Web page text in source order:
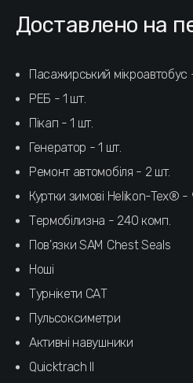
Доставлено на
Пасажирський мікроавтобус
РЕБ - 1 шт.
Пікап - 1 шт.
Генератор - 1 шт.
Ремонт автомобіля - 2 шт.
Куртки зимові Helikon-Tex® -
Термобілизна - 240 комп.
Пов'язки SAM Chest Seals
Ноші
Турнікети САТ
Пульсоксиметри
Активні навушники
Quicktrach II